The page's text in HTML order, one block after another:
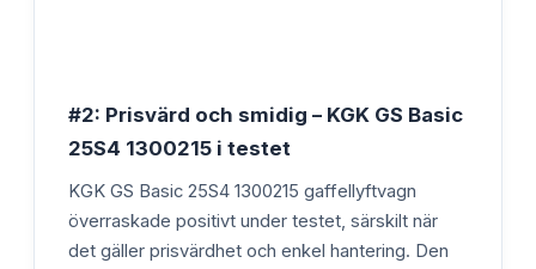
#2: Prisvärd och smidig – KGK GS Basic
25S4 1300215 i testet
KGK GS Basic 25S4 1300215 gaffellyftvagn
överraskade positivt under testet, särskilt när
det gäller prisvärdhet och enkel hantering. Den